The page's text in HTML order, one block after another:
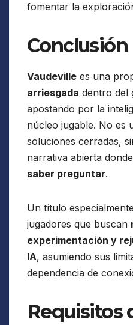
fomentar la
Conclusión
Vaudeville es una
arriesgada dentro del
apostando por la
núcleo jugable. No es
soluciones cerradas,
narrativa abierta donde
saber preguntar.
Un título
jugadores que buscan
experimentación y
IA, asumiendo sus
dependencia de
Requisitos